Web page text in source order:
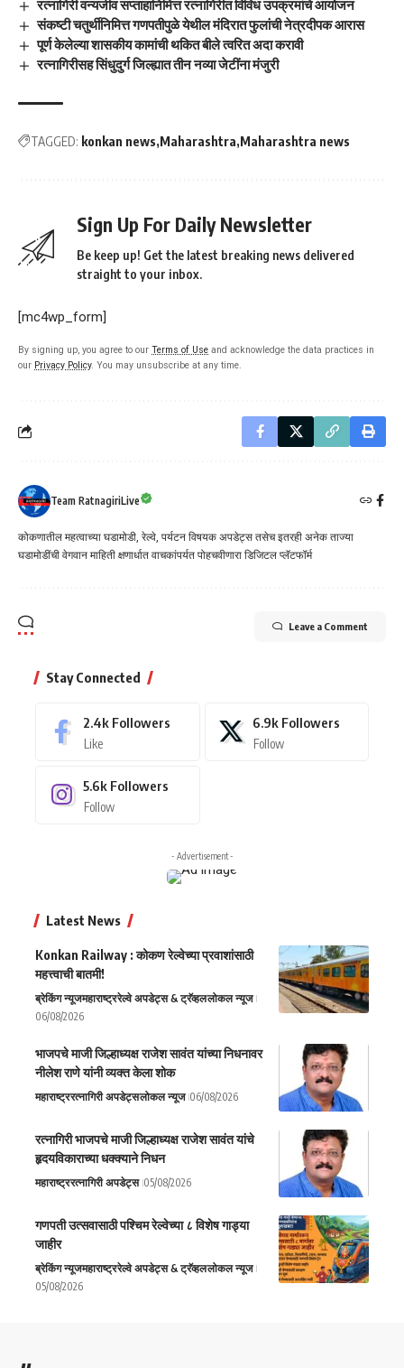
रत्नागिरी वन्यजीव सप्ताहानिमित्त रत्नागिरीत विविध उपक्रमांचे आयोजन
संकष्टी चतुर्थीनिमित्त गणपतीपुळे येथील मंदिरात फुलांची नेत्रदीपक आरास
पूर्ण केलेल्या शासकीय कामांची थकित बीले त्वरित अदा करावी
रत्नागिरीसह सिंधुदुर्ग जिल्ह्यात तीन नव्या जेटींना मंजुरी
TAGGED: konkan news Maharashtra Maharashtra news
Sign Up For Daily Newsletter
Be keep up! Get the latest breaking news delivered
straight to your inbox.
[mc4wp_form]
By signing up, you agree to our Terms of Use and acknowledge the data practices in
our Privacy Policy. You may unsubscribe at any time.
Team RatnagiriLive
कोकणातील महत्वाच्या घडामोडी, रेल्वे, पर्यटन विषयक अपडेट्स तसेच इतरही अनेक ताज्या
घडामोडींची वेगवान माहिती क्षणार्धात वाचकांपर्यत पोहचवीणारा डिजिटल प्लॅटफॉर्म
Leave a Comment
Stay Connected
2.4k Followers
Like
6.9k Followers
Follow
5.6k Followers
Follow
- Advertisement -
Latest News
Konkan Railway : कोकण रेल्वेच्या प्रवाशांसाठी
महत्त्वाची बातमी!
ब्रेकिंग न्यूजमहाराष्ट्ररेल्वे अपडेट्स & ट्रॅव्हललोकल न्यूज
06/08/2026
भाजपचे माजी जिल्हाध्यक्ष राजेश सावंत यांच्या निधनावर
नीलेश राणे यांनी व्यक्त केला शोक
महाराष्ट्ररत्नागिरी अपडेट्सलोकल न्यूज 06/08/2026
रत्नागिरी भाजपचे माजी जिल्हाध्यक्ष राजेश सावंत यांचे
हृदयविकाराच्या धक्क्याने निधन
महाराष्ट्ररत्नागिरी अपडेट्स 05/08/2026
गणपती उत्सवासाठी पश्चिम रेल्वेच्या ८ विशेष गाड्या
जाहीर
ब्रेकिंग न्यूजमहाराष्ट्ररेल्वे अपडेट्स & ट्रॅव्हललोकल न्यूज
05/08/2026